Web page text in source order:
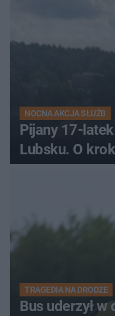
NOCNA AKCJA SŁUŻB
Pijany 17-
Lubsku. O
TRAGEDIA NA DRODZE
Bus uderzył